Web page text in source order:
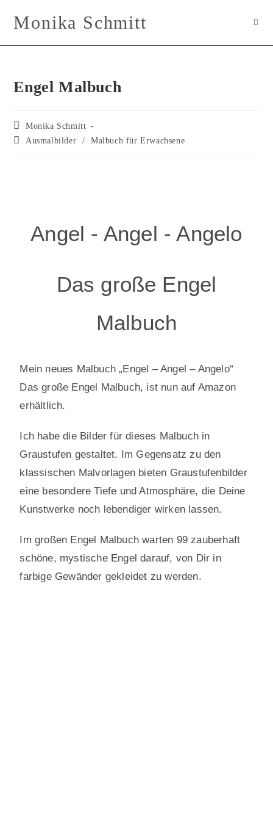
Monika Schmitt
Engel Malbuch
Monika Schmitt
Ausmalbilder
/ Malbuch für Erwachsene
Angel - Angel - Angelo
Das große Engel
Malbuch
Mein neues Malbuch „Engel – Angel – Angelo“
Das große Engel Malbuch, ist nun auf Amazon
erhältlich.
Ich habe die Bilder für dieses Malbuch in
Graustufen gestaltet. Im Gegensatz zu den
klassischen Malvorlagen bieten Graustufenbilder
eine besondere Tiefe und Atmosphäre, die Deine
Kunstwerke noch lebendiger wirken lassen.
Im großen Engel Malbuch warten 99 zauberhaft
schöne, mystische Engel darauf, von Dir in
farbige Gewänder gekleidet zu werden.